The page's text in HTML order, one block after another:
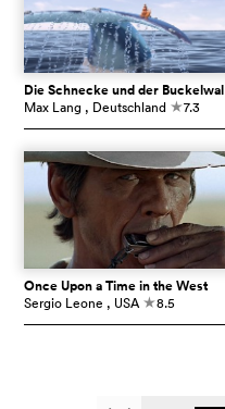
Die Schnecke und der Buckelwal
Max Lang , Deutschland c7.3
Once Upon a Time in the West
Sergio Leone , USA c8.5